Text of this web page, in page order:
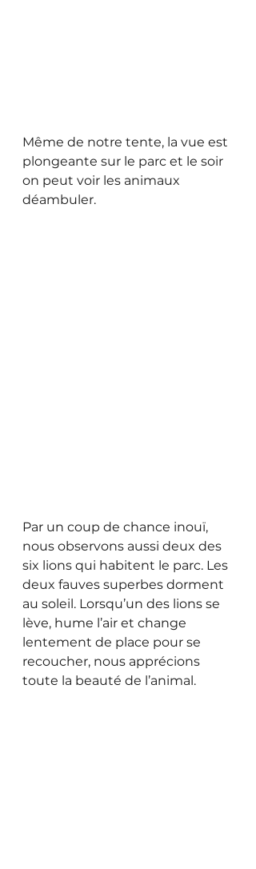
Même de notre tente, la vue est
plongeante sur le parc et le soir
on peut voir les animaux
déambuler.
Par un coup de chance inouï,
nous observons aussi deux des
six lions qui habitent le parc. Les
deux fauves superbes dorment
au soleil. Lorsqu’un des lions se
lève, hume l’air et change
lentement de place pour se
recoucher, nous apprécions
toute la beauté de l’animal.